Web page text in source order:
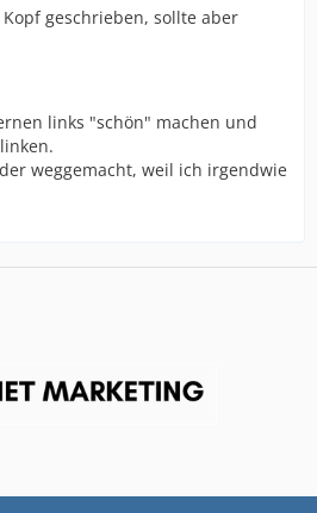
geschrieben, sollte aber
links "schön" machen und
weggemacht, weil ich irgendwie